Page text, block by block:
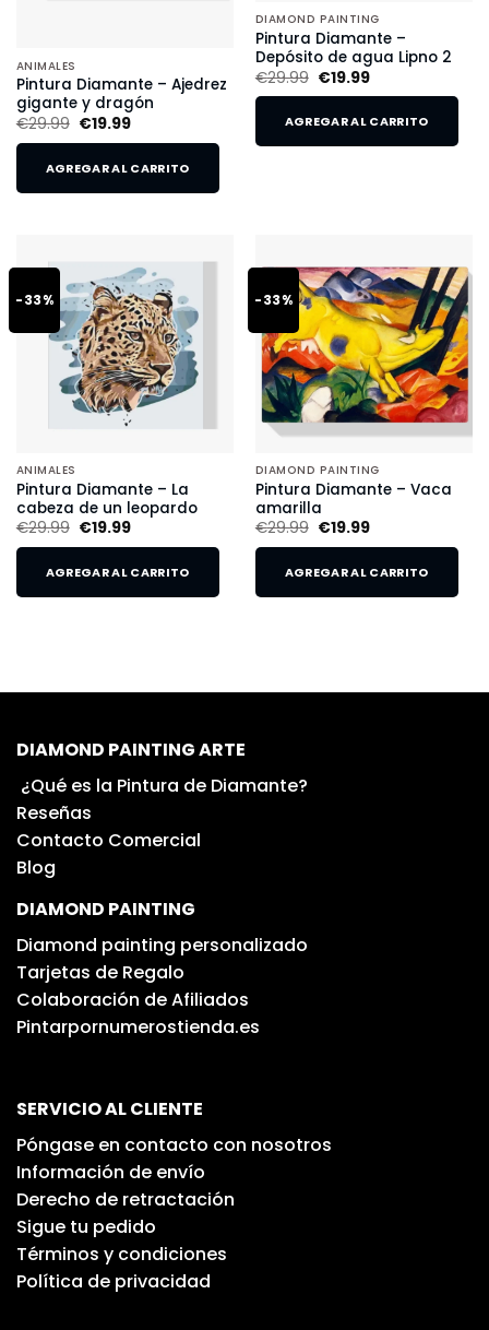
ANIMALES
Pintura Diamante – Ajedrez
gigante y dragón
€29.99 €19.99
AGREGAR AL CARRITO
DIAMOND PAINTING
Pintura Diamante –
Depósito de agua Lipno 2
€29.99 €19.99
AGREGAR AL CARRITO
-33%
ANIMALES
Pintura Diamante – La
cabeza de un leopardo
€29.99 €19.99
AGREGAR AL CARRITO
-33%
DIAMOND PAINTING
Pintura Diamante – Vaca
amarilla
€29.99 €19.99
AGREGAR AL CARRITO
DIAMOND PAINTING ARTE
¿Qué es la Pintura de Diamante?
Reseñas
Contacto Comercial
Blog
DIAMOND PAINTING
Diamond painting personalizado
Tarjetas de Regalo
Colaboración de Afiliados
Pintarpornumerostienda.es
SERVICIO AL CLIENTE
Póngase en contacto con nosotros
Información de envío
Derecho de retractación
Sigue tu pedido
Términos y condiciones
Política de privacidad